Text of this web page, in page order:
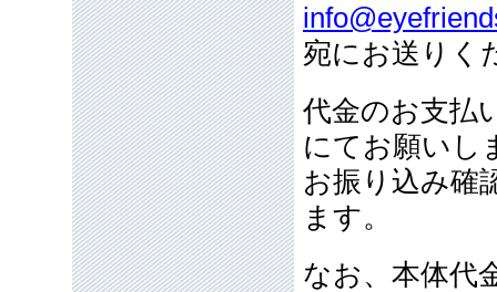
宛にお送りく
代金のお支払
にてお願いし
お振り込み確
ます。
なお、本体代